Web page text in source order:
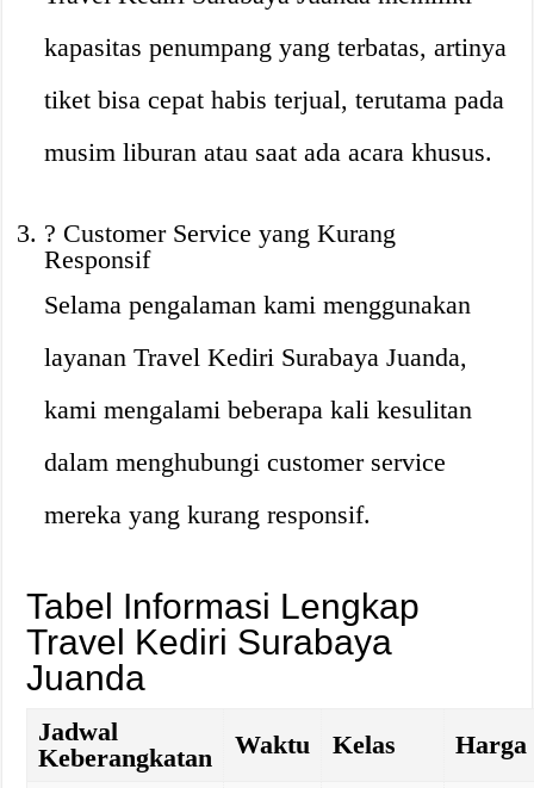
kapasitas penumpang yang terbatas, artinya
tiket bisa cepat habis terjual, terutama pada
musim liburan atau saat ada acara khusus.
? Customer Service yang Kurang
Responsif
Selama pengalaman kami menggunakan
layanan Travel Kediri Surabaya Juanda,
kami mengalami beberapa kali kesulitan
dalam menghubungi customer service
mereka yang kurang responsif.
Tabel Informasi Lengkap
Travel Kediri Surabaya
Juanda
Jadwal
Keberangkatan
Waktu Kelas
Harga